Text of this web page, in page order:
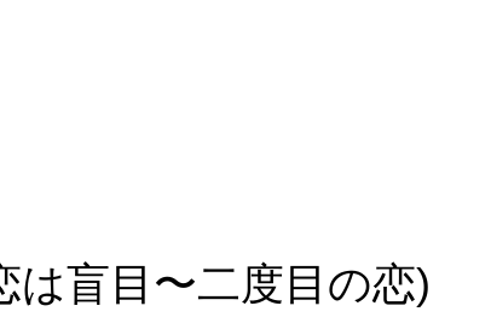
は盲目〜二度目の恋)